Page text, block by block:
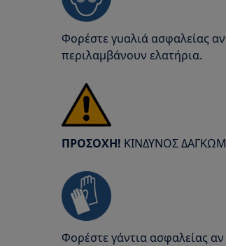
Φορέστε γυαλιά ασφαλείας
περιλαμβάνουν ελατήρια.
ΠΡΟΣΟΧΗ! ΚΙΝΔΥΝΟΣ
Φορέστε γάντια ασφαλείας